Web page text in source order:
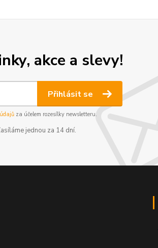
akce a slevy!
Přihlásit se
za účelem rozesílky newsletteru.
jednou za 14 dní.